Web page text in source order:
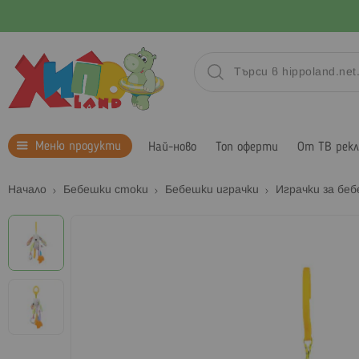
Меню продукти Най-ново Топ оферти От ТВ
Начало Бебешки стоки Бебешки играчки Играчки за
Преминете
края
на
галерията
изображенията